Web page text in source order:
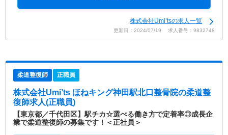
株式会社Umi’tsの求人一覧
更新日：2024/07/19 求人番号：9832748
柔道整復師 正職員
株式会社Umi’ts ほねキング神田駅北口整骨院の柔道整
復師求人(正職員)
【東京都／千代田区】駅チカ☆選べる働き方で定着率◎成長企
業で柔道整復師の募集です！＜正社員＞